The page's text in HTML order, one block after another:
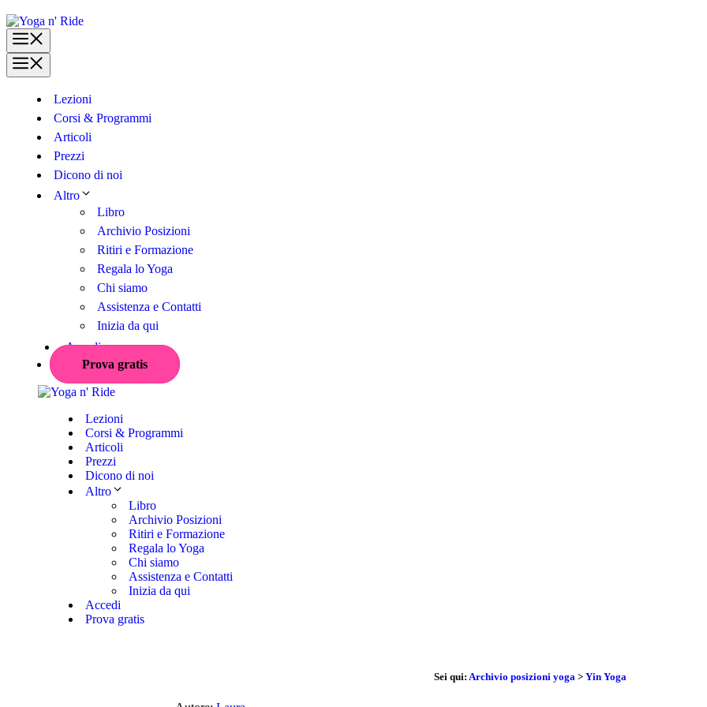
Vai
al
contenuto
Lezioni
Corsi & Programmi
Articoli
Prezzi
Dicono di noi
Altro
Libro
Archivio Posizioni
Ritiri e Formazione
Regala lo Yoga
Chi siamo
Assistenza e Contatti
Inizia da qui
Accedi
Prova gratis
Lezioni
Corsi & Programmi
Articoli
Prezzi
Dicono di noi
Altro
Libro
Archivio Posizioni
Ritiri e Formazione
Regala lo Yoga
Chi siamo
Assistenza e Contatti
Inizia da qui
Accedi
Prova gratis
Sei qui: Archivio posizioni yoga > Yin Yoga